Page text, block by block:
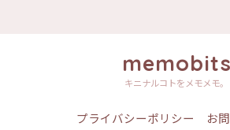
memobits
キニナルコトをメモメモ。
プライバシーポリシー お